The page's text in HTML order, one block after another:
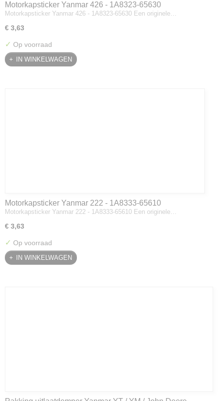
Motorkapsticker Yanmar 426 - 1A8323-65630
Motorkapsticker Yanmar 426 - 1A8323-65630 Een originele…
€ 3,63
✓ Op voorraad
IN WINKELWAGEN
Motorkapsticker Yanmar 222 - 1A8333-65610
Motorkapsticker Yanmar 222 - 1A8333-65610 Een originele…
€ 3,63
✓ Op voorraad
IN WINKELWAGEN